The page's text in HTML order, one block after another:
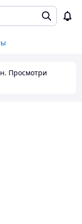
Просмотри